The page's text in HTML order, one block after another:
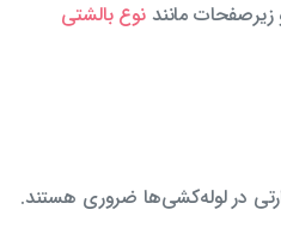
زیرصفحات مانند نوع بالشتی
در لوله‌کشی‌ها ضروری هستند.